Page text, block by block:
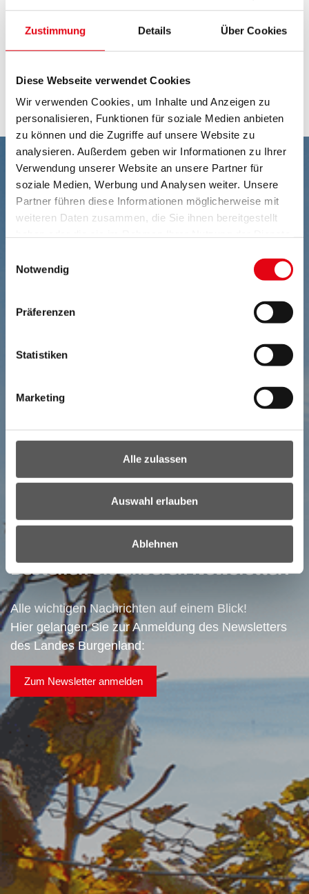
Zustimmung Details Über Cookies
Diese Webseite verwendet Cookies
Wir verwenden Cookies, um Inhalte und Anzeigen zu
personalisieren, Funktionen für soziale Medien anbieten
zu können und die Zugriffe auf unsere Website zu
analysieren. Außerdem geben wir Informationen zu Ihrer
Verwendung unserer Website an unsere Partner für
soziale Medien, Werbung und Analysen weiter. Unsere
Partner führen diese Informationen möglicherweise mit
weiteren Daten zusammen, die Sie ihnen bereitgestellt
Notwendig
Präferenzen
Statistiken
Marketing
Alle zulassen
Auswahl erlauben
Ablehnen
DVD zeigt Beispiele früher burgenländischer
Amateurfilme.
Hg: Filmland Burgenland, Kulturabteilung
Buch und DVD (12 min.), 48 Seiten
Ihr direkter Draht ins Burgenland:
Bestellen Sie unseren Newsletter!
Alle wichtigen Nachrichten auf einem Blick!
Hier gelangen Sie zur Anmeldung des Newsletters
des Landes Burgenland:
Zum Newsletter anmelden